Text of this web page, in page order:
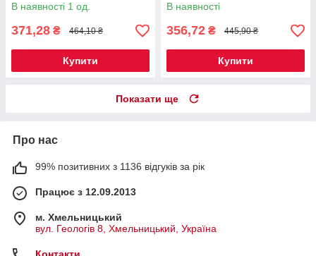
В наявності 1 од.
371,28 ₴ 464,10 ₴
Купити
В наявності
356,72 ₴ 445,90 ₴
Купити
Показати ще
Про нас
99% позитивних з 1136 відгуків за рік
Працює з 12.09.2013
м. Хмельницький
вул. Геологів 8, Хмельницький, Україна